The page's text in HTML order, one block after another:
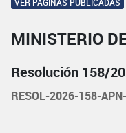
MINISTERIO
Resolución 158/
RESOL-2026-158-